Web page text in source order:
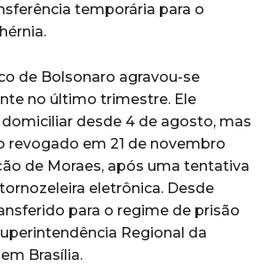
temporária para o
de Bolsonaro agravou-se
no último trimestre. Ele
desde 4 de agosto, mas
revogado em 21 de novembro
de Moraes, após uma tentativa
eletrônica. Desde
para o regime de prisão
Regional da
Brasília.